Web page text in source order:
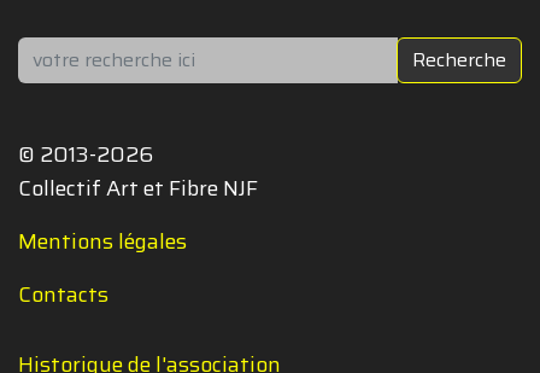
Rechercher Recherche
© 2013-2026
Collectif Art et Fibre NJF
Mentions légales
Contacts
Historique de l'association